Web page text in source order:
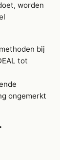
worden
bij
tot
ongemerkt